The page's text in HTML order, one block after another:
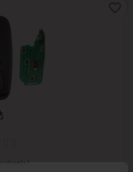
rating(s)